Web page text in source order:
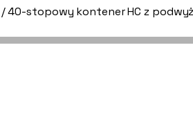
40-stopowy kontener HC z